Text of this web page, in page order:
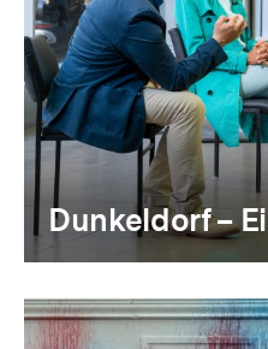
Dunkeldorf –